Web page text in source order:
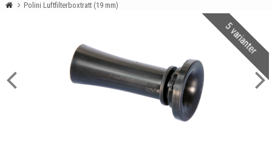
FÖR RÄTT DELAR
Polini Luftfilterboxtratt (19 mm)
5 varianter